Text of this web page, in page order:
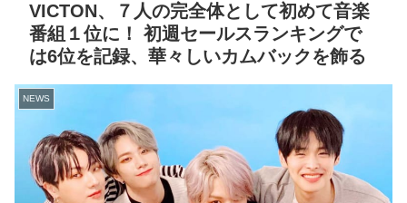
VICTON、７人の完全体として初めて音楽
番組１位に！ 初週セールスランキングで
は6位を記録、華々しいカムバックを飾る
NEWS